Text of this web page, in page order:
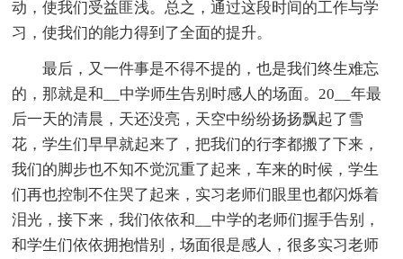
动，使我们受益匪浅。总之，通过这段时间的工作与学
习，使我们的能力得到了全面的提升。
最后，又一件事是不得不提的，也是我们终生难忘
的，那就是和__中学师生告别时感人的场面。20__年最
后一天的清晨，天还没亮，天空中纷纷扬扬飘起了雪
花，学生们早早就起来了，把我们的行李都搬了下来，
我们的脚步也不知不觉沉重了起来，车来的时候，学生
们再也控制不住哭了起来，实习老师们眼里也都闪烁着
泪光，接下来，我们依依和__中学的老师们握手告别，
和学生们依依拥抱惜别，场面很是感人，很多实习老师